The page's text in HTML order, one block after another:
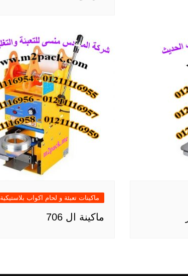
ماكينات تعبئة و لحام اكواب بلاستيكية
ماكينة ال 706